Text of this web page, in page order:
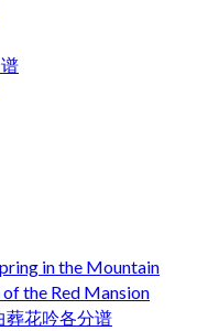
in the Mountain
the Red Mansion
葬花吟各分谱